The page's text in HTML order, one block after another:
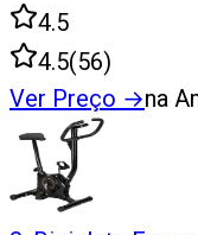
4.5
4.5(56)
Ver Preço →na